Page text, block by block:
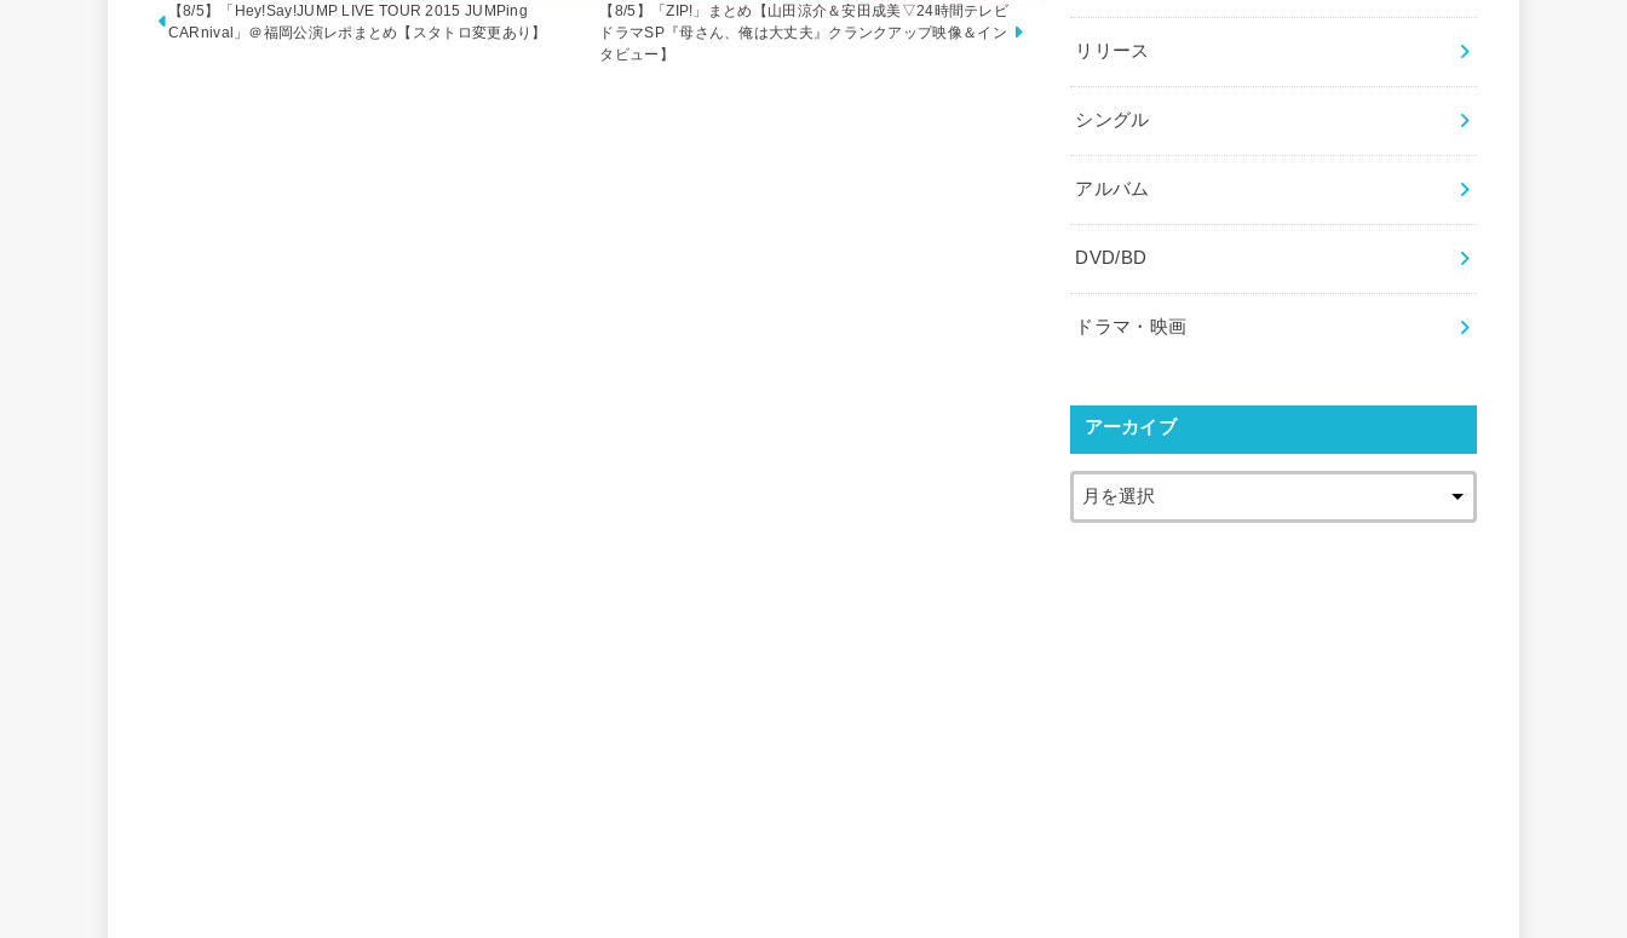
【8/5】「Hey!Say!JUMP LIVE TOUR 2015 JUMPing
CARnival」＠福岡公演レポまとめ【スタトロ変更あり】
【8/5】「ZIP!」まとめ【山田涼介＆安田成美▽24時間テレビ
ドラマSP『母さん、俺は大丈夫』クランクアップ映像＆イン
タビュー】
リリース
シングル
アルバム
DVD/BD
ドラマ・映画
アーカイブ